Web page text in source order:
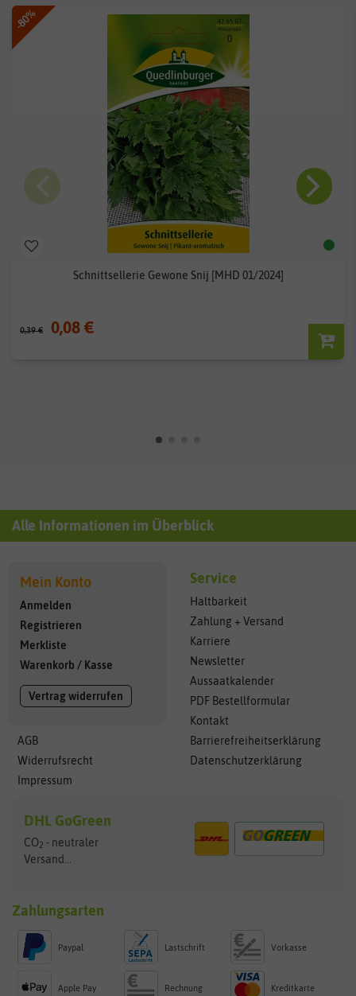
-80%
Schnittsellerie Gewone Snij [MHD 01/2024]
0,39 € 0,08 €
Alle Informationen im Überblick
Mein Konto
Anmelden
Registrieren
Merkliste
Warenkorb / Kasse
Vertrag widerrufen
AGB
Widerrufsrecht
Impressum
Service
Haltbarkeit
Zahlung + Versand
Karriere
Newsletter
Aussaatkalender
PDF Bestellformular
Kontakt
Barrierefreiheitserklärung
Datenschutzerklärung
DHL GoGreen
CO2 - neutraler
Versand...
Zahlungsarten
Paypal Lastschrift Vorkasse
Apple Pay Rechnung Kreditkarte